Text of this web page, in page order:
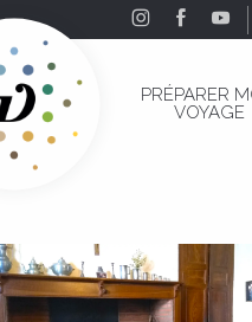
PRÉPARER
VOYAGE